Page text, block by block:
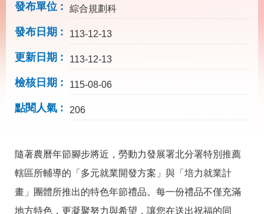
下
載
專
他
覽
English
民
意
信
箱
發布單位 綜合規劃科
發布日期 113-12-13
更新日期 113-12-13
檢核日期 115-08-06
點閱人氣 206
隨著農曆年節腳步將近，勞動力發展署北分署特別推薦
轄區所輔導的「多元就業開發方案」與「培力就業計
畫」團體所推出的特色年節禮品。每一份禮品不僅充滿
地方特色，更凝聚努力與希望，讓您在送出祝福的同